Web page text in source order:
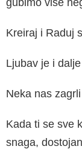
gubimo više
Kreiraj i Raduj
Ljubav je i
Neka nas
Kada ti se sve
snaga,